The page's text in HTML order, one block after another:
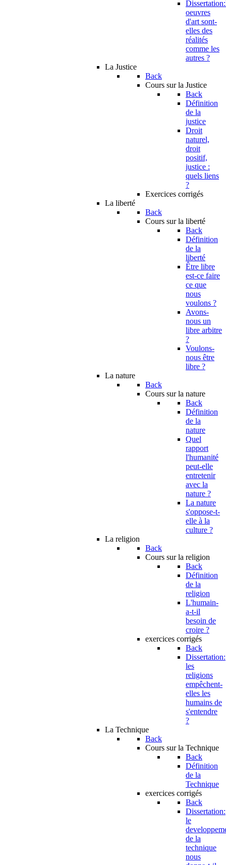
oeuvres
d'art sont-
elles des
réalités
comme les
autres ?
La Justice
Back
Cours sur la Justice
Back
Définition
de la
justice
Droit
naturel,
droit
positif,
justice :
quels liens
?
Exercices corrigés
La liberté
Back
Cours sur la liberté
Back
Définition
de la
liberté
Être libre
est-ce faire
ce que
nous
voulons ?
Avons-
nous un
libre arbitre
?
Voulons-
nous être
libre ?
La nature
Back
Cours sur la nature
Back
Définition
de la
nature
Quel
rapport
l'humanité
peut-elle
entretenir
avec la
nature ?
La nature
s'oppose-t-
elle à la
culture ?
La religion
Back
Cours sur la religion
Back
Définition
de la
religion
L'humain-
a-t-il
besoin de
croire ?
exercices corrigés
Back
Dissertation:
les
religions
empêchent-
elles les
humains de
s'entendre
?
La Technique
Back
Cours sur la Technique
Back
Définition
de la
Technique
exercices corrigés
Back
Dissertation:
le
de la
technique
nous